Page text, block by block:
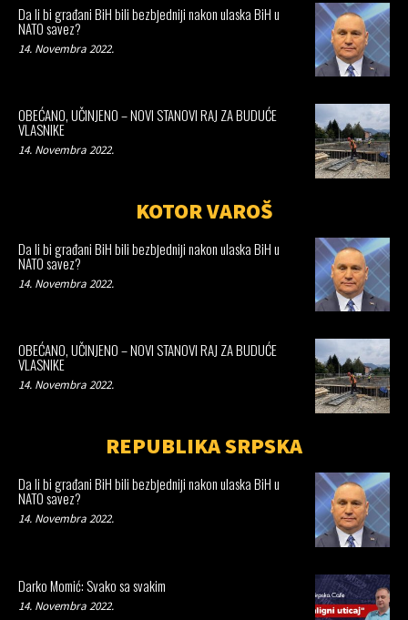
Da li bi građani BiH bili bezbjedniji nakon ulaska BiH u
NATO savez?
14. Novembra 2022.
OBEĆANO, UČINJENO – NOVI STANOVI RAJ ZA BUDUĆE
VLASNIKE
14. Novembra 2022.
KOTOR VAROŠ
Da li bi građani BiH bili bezbjedniji nakon ulaska BiH u
NATO savez?
14. Novembra 2022.
OBEĆANO, UČINJENO – NOVI STANOVI RAJ ZA BUDUĆE
VLASNIKE
14. Novembra 2022.
REPUBLIKA SRPSKA
Da li bi građani BiH bili bezbjedniji nakon ulaska BiH u
NATO savez?
14. Novembra 2022.
Darko Momić: Svako sa svakim
14. Novembra 2022.